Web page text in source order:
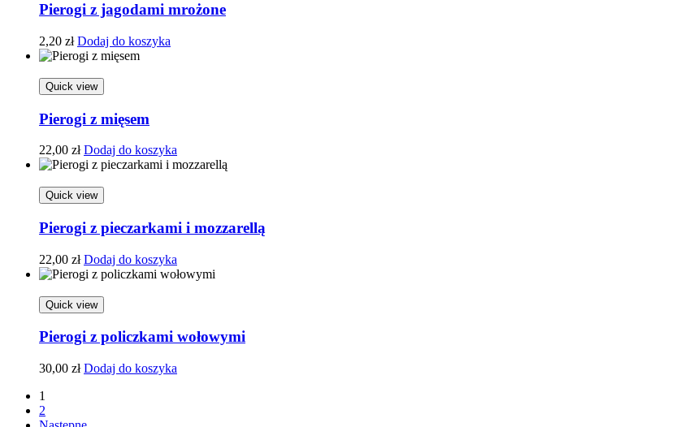
Pierogi z jagodami mrożone
2,20 zł Dodaj do koszyka
Quick view
Pierogi z mięsem
22,00 zł Dodaj do koszyka
Quick view
Pierogi z pieczarkami i mozzarellą
22,00 zł Dodaj do koszyka
Quick view
Pierogi z policzkami wołowymi
30,00 zł Dodaj do koszyka
1
2